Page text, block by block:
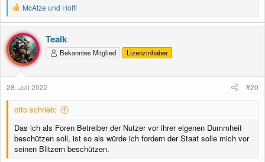
R
e
a
k
t
i
o
n
n
McAtze und Hoffi
Tealk
Bekanntes Mitglied Lizenzinhaber
28. Juli 2022 #20
otto schrieb:
Das ich als Foren Betreiber der Nutzer vor ihrer eigenen Dummheit
beschützen soll, ist so als würde ich fordern der Staat solle mich vor
seinen Blitzern beschützen.